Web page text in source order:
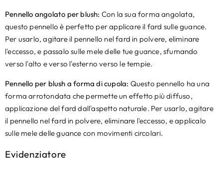
Pennello angolato per blush: Con la sua forma angolata,
questo pennello è perfetto per applicare il fard sulle guance.
Per usarlo, agitare il pennello nel fard in polvere, eliminare
l'eccesso, e passalo sulle mele delle tue guance, sfumando
verso l'alto e verso l'esterno verso le tempie.
Pennello per blush a forma di cupola: Questo pennello ha una
forma arrotondata che permette un effetto più diffuso,
applicazione del fard dall'aspetto naturale. Per usarlo, agitare
il pennello nel fard in polvere, eliminare l'eccesso, e applicalo
sulle mele delle guance con movimenti circolari.
Evidenziatore